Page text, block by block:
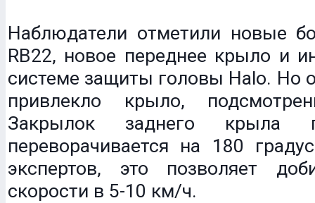
Наблюдатели отметили новые
RB22, новое переднее крыло и
системе защиты головы Halo. Но
привлекло крыло,
Закрылок заднего крыла
переворачивается на 180
экспертов, это позволяет
скорости в 5-10 км/ч.